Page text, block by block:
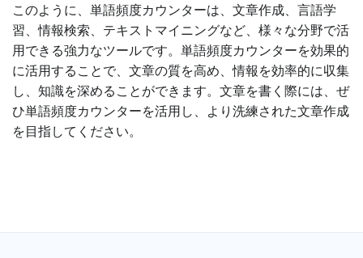
このように、単語頻度カウンターは、文章作成、言語学
習、情報検索、テキストマイニングなど、様々な分野で活
用できる強力なツールです。単語頻度カウンターを効果的
に活用することで、文章の質を高め、情報を効率的に収集
し、知識を深めることができます。文章を書く際には、ぜ
ひ単語頻度カウンターを活用し、より洗練された文章作成
を目指してください。